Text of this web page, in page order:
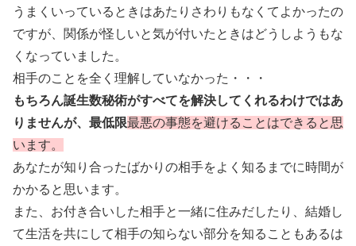
うまくいっているときはあたりさわりもなくてよかったの
ですが、関係が怪しいと気が付いたときはどうしようもな
くなっていました。
相手のことを全く理解していなかった・・・
もちろん誕生数秘術がすべてを解決してくれるわけではあ
りませんが、最低限最悪の事態を避けることはできると思
います。
あなたが知り合ったばかりの相手をよく知るまでに時間が
かかると思います。
また、お付き合いした相手と一緒に住みだしたり、結婚し
て生活を共にして相手の知らない部分を知ることもあるは